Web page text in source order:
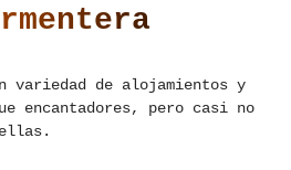
variedad de alojamientos y
encantadores, pero casi no